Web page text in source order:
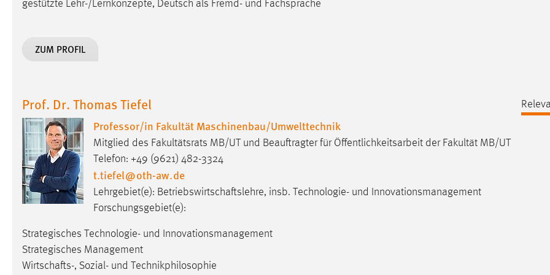
gestützte Lehr-/Lernkonzepte, Deutsch als Fremd- und Fachsprache
ZUM PROFIL
Prof. Dr. Thomas Tiefel
Professor/in Fakultät Maschinenbau/Umwelttechnik
Mitglied des Fakultätsrats MB/UT und Beauftragter für Öffentlichkeitsarbeit der Fakultät MB/UT
Telefon: +49 (9621) 482-3324
t.tiefel@oth-aw.de
Lehrgebiet(e): Betriebswirtschaftslehre, insb. Technologie- und Innovationsmanagement
Forschungsgebiet(e):
Strategisches Technologie- und Innovationsmanagement
Strategisches Management
Wirtschafts-, Sozial- und Technikphilosophie